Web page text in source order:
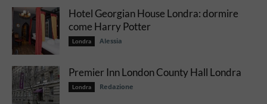
Hotel Georgian House Londra: dormire
come Harry Potter
Londra Alessia
Premier Inn London County Hall Londra
Londra Redazione